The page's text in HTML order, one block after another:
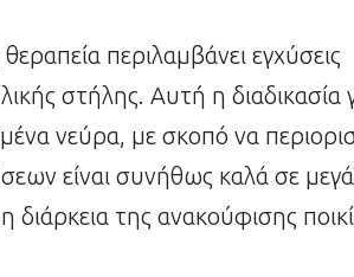
περιλαμβάνει εγχύσεις
στήλης. Αυτή η διαδικασία
νεύρα, με σκοπό να
είναι συνήθως καλά σε
της ανακούφισης